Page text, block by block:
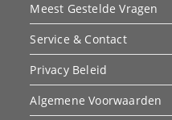
Meest Gestelde Vragen
Service & Contact
Privacy Beleid
Algemene Voorwaarden